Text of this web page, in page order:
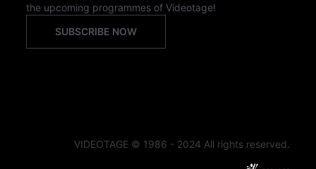
the upcoming programmes of Videotage!
SUBSCRIBE NOW
VIDEOTAGE © 1986 - 2024 All rights reserved.